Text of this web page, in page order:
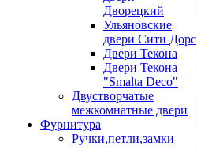
Дворецкий
Ульяновские
двери Сити Дорс
Двери Текона
Двери Текона
"Smalta Deco"
Двустворчатые
межкомнатные двери
Фурнитура
Ручки,петли,замки